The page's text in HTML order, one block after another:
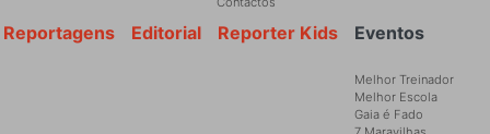
Eventos
Melhor Treinador
Melhor Escola
Gaia é Fado
Reporter Kids
Editorial
Reportagens